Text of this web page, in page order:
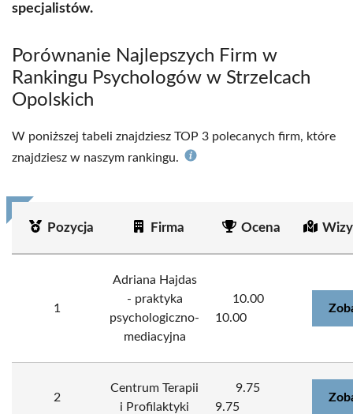
specjalistów.
Porównanie Najlepszych Firm w
Rankingu Psychologów w Strzelcach
Opolskich
W poniższej tabeli znajdziesz TOP 3 polecanych firm, które
znajdziesz w naszym rankingu.
Pozycja Firma Ocena
1
Adriana Hajdas
- praktyka
psychologiczno-
mediacyjna
10.00
10.00
2
Centrum Terapii
i Profilaktyki
9.75
9.75